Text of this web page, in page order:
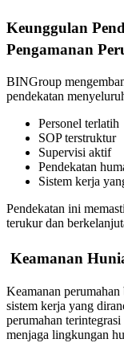
Keunggulan
Pengamanan
BINGroup
pendekatan
Personel terlatih
SOP terstruktur
Supervisi aktif
Pendekatan
Sistem kerja
Pendekatan ini
terukur dan
Keamanan
Keamanan
sistem kerja yang
perumahan
menjaga lingkungan